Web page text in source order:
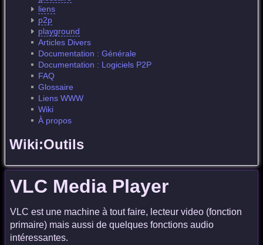
liens
p2p
playground
Articles Divers
Documentation : Générale
Documentation : Logiciels P2P
FAQ
Glossaire
Liens WWW
Wiki
À propos
Wiki:Outils
VLC Media Player
VLC est une machine à tout faire, lecteur video (fonction
primaire) mais aussi de quelques fonctions audio
intéressantes.